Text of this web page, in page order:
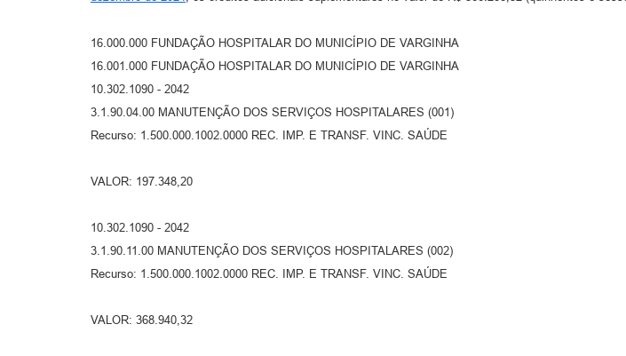
16.000.000 FUNDAÇÃO HOSPITALAR DO MUNICÍPIO DE VARGINHA
16.001.000 FUNDAÇÃO HOSPITALAR DO MUNICÍPIO DE VARGINHA
10.302.1090 - 2042
3.1.90.04.00 MANUTENÇÃO DOS SERVIÇOS HOSPITALARES (001)
Recurso: 1.500.000.1002.0000 REC. IMP. E TRANSF. VINC. SAÚDE
VALOR: 197.348,20
10.302.1090 - 2042
3.1.90.11.00 MANUTENÇÃO DOS SERVIÇOS HOSPITALARES (002)
Recurso: 1.500.000.1002.0000 REC. IMP. E TRANSF. VINC. SAÚDE
VALOR: 368.940,32